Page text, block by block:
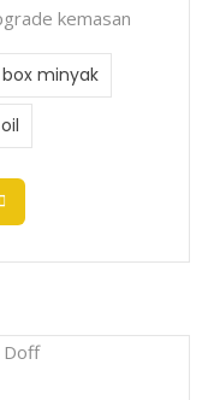
kemasan
minyak